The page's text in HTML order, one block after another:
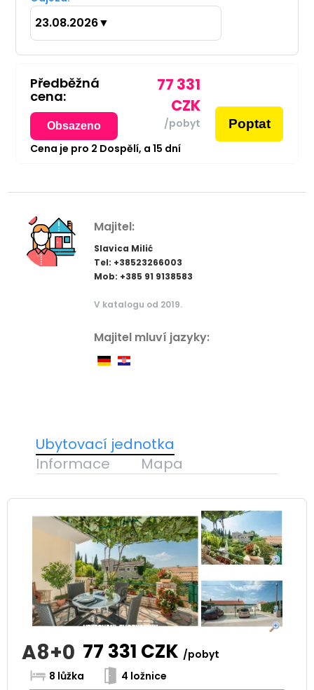
23.08.2026▼
Předběžná
cena:
Obsazeno
77 331
CZK
/pobyt Poptat
Cena je pro 2 Dospělí, a 15 dní
Majitel:
Slavica Milić
Tel: +38523266003
Mob: +385 91 9138583
V katalogu od 2019.
Majitel mluví jazyky:
Ubytovací jednotka
Informace
Mapa
A8+0 77 331 CZK /pobyt
8 lůžka
4 ložnice